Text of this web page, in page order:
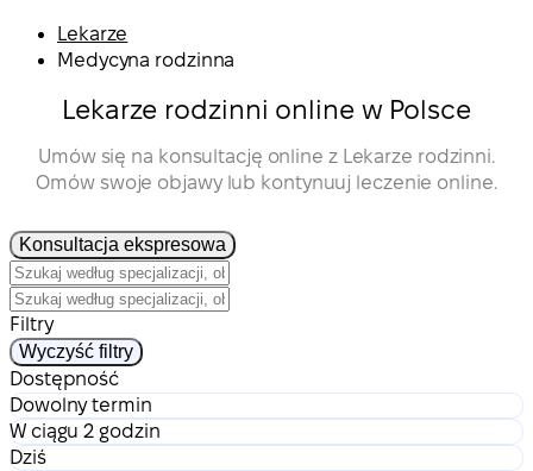
Lekarze
Medycyna rodzinna
Lekarze rodzinni online w Polsce
Umów się na konsultację online z Lekarze rodzinni.
Omów swoje objawy lub kontynuuj leczenie online.
Konsultacja ekspresowa
Filtry
Wyczyść filtry
Dostępność
Dowolny termin
W ciągu 2 godzin
Dziś